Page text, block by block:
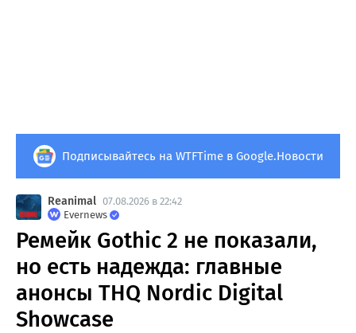
Подписывайтесь на WTFTime в Google.Новости
Reanimal 07.08.2026 в 22:42
Evernews
Ремейк Gothic 2 не показали,
но есть надежда: главные
анонсы THQ Nordic Digital
Showcase